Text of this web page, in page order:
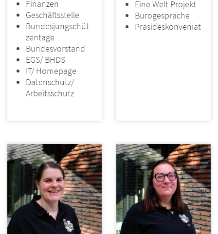
Finanzen
Geschäftsstelle
Bundesjungschüt
zentage
Bundesvorstand
EGS/ BHDS
IT/ Homepage
Datenschutz/
Arbeitsschutz
Eine Welt Projekt
Bürogespräche
Präsideskonveniat